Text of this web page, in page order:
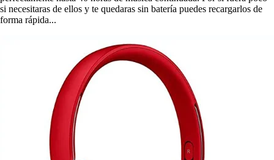
si necesitaras de ellos y te quedaras sin batería puedes recargarlos de
forma rápida...